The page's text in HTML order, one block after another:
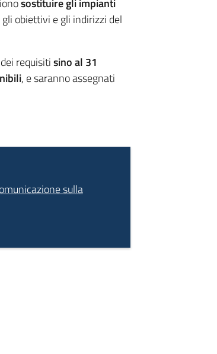
obiettivi e gli indirizzi del
requisitisino al 31
, e saranno assegnati
sulla